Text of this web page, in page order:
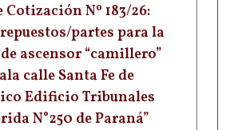
Nº 183/26:
partes para la
ascensor “camillero”
calle Santa Fe de
Edificio Tribunales
N°250 de Paraná”